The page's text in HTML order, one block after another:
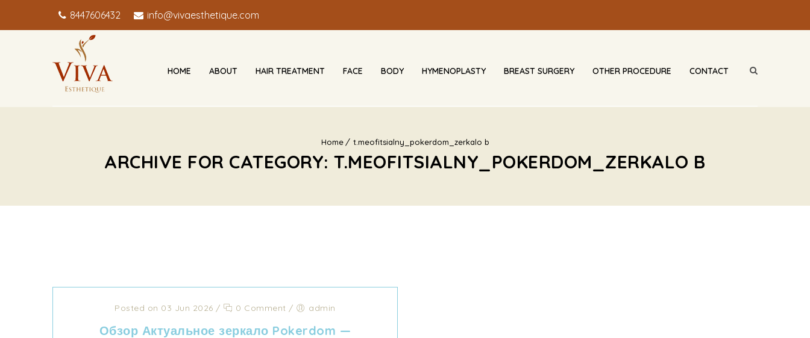
8447606432 info@vivaesthetique.com
HOME ABOUT HAIR TREATMENT FACE BODY HYMENOPLASTY BREAST SURGERY OTHER PROCEDURE CONTACT
Home t.meofitsialny_pokerdom_zerkalo b
ARCHIVE FOR CATEGORY: T.MEOFITSIALNY_POKERDOM_ZERKALO B
Posted on 03 Jun 2026 / 0 Comment / admin
Обзор Актуальное зеркало Pokerdom —